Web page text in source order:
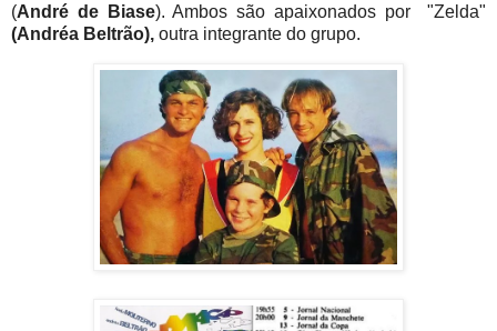
(André de Biase). Ambos são apaixonados por "Zelda"
(Andréa Beltrão), outra integrante do grupo.